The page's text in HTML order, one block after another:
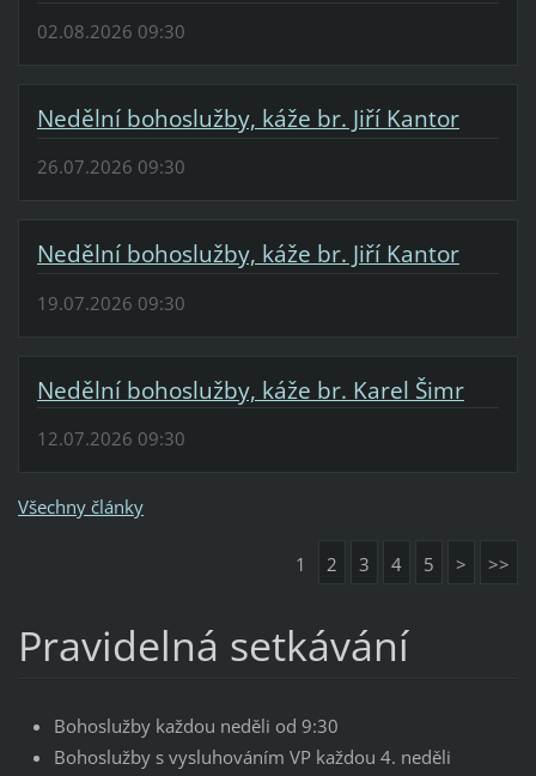
02.08.2026 09:30
Nedělní bohoslužby, káže br. Jiří Kantor
26.07.2026 09:30
Nedělní bohoslužby, káže br. Jiří Kantor
19.07.2026 09:30
Nedělní bohoslužby, káže br. Karel Šimr
12.07.2026 09:30
Všechny články
1 2 3 4 5 > >>
Pravidelná setkávání
Bohoslužby každou neděli od 9:30
Bohoslužby s vysluhováním VP každou 4. neděli